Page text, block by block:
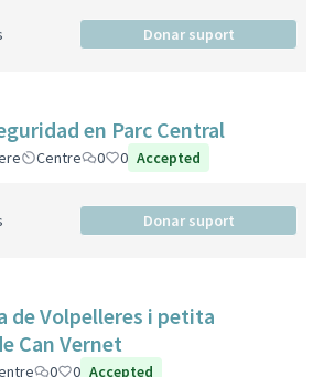
Donar suport
en Parc Central
Centre 0 0 Accepted
Donar suport
de Volpelleres i petita
Can Vernet
0 0 Accepted